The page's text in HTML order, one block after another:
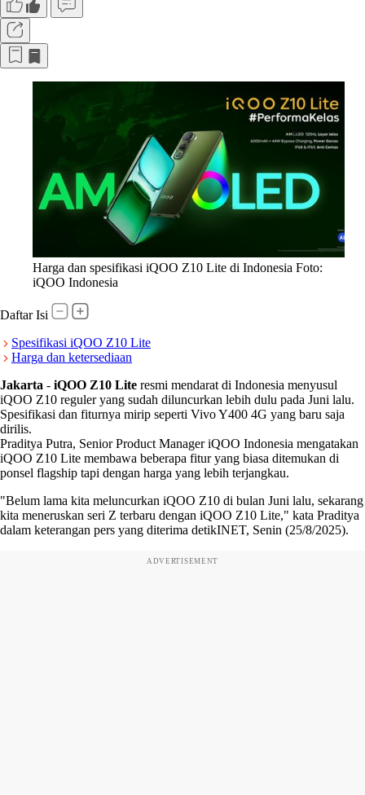
Harga dan spesifikasi iQOO Z10 Lite di Indonesia Foto:
iQOO Indonesia
Daftar Isi
Spesifikasi iQOO Z10 Lite
Harga dan ketersediaan
Jakarta - iQOO Z10 Lite resmi mendarat di Indonesia menyusul
iQOO Z10 reguler yang sudah diluncurkan lebih dulu pada Juni lalu.
Spesifikasi dan fiturnya mirip seperti Vivo Y400 4G yang baru saja
dirilis.
Praditya Putra, Senior Product Manager iQOO Indonesia mengatakan
iQOO Z10 Lite membawa beberapa fitur yang biasa ditemukan di
ponsel flagship tapi dengan harga yang lebih terjangkau.
"Belum lama kita meluncurkan iQOO Z10 di bulan Juni lalu, sekarang
kita meneruskan seri Z terbaru dengan iQOO Z10 Lite," kata Praditya
dalam keterangan pers yang diterima detikINET, Senin (25/8/2025).
ADVERTISEMENT